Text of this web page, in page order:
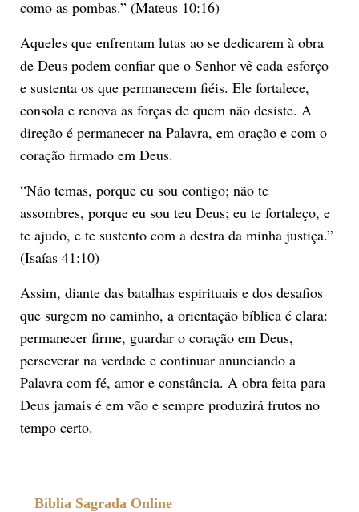
como as pombas.” (Mateus 10:16)
Aqueles que enfrentam lutas ao se dedicarem à obra
de Deus podem confiar que o Senhor vê cada esforço
e sustenta os que permanecem fiéis. Ele fortalece,
consola e renova as forças de quem não desiste. A
direção é permanecer na Palavra, em oração e com o
coração firmado em Deus.
“Não temas, porque eu sou contigo; não te
assombres, porque eu sou teu Deus; eu te fortaleço, e
te ajudo, e te sustento com a destra da minha justiça.”
(Isaías 41:10)
Assim, diante das batalhas espirituais e dos desafios
que surgem no caminho, a orientação bíblica é clara:
permanecer firme, guardar o coração em Deus,
perseverar na verdade e continuar anunciando a
Palavra com fé, amor e constância. A obra feita para
Deus jamais é em vão e sempre produzirá frutos no
tempo certo.
Bíblia Sagrada Online